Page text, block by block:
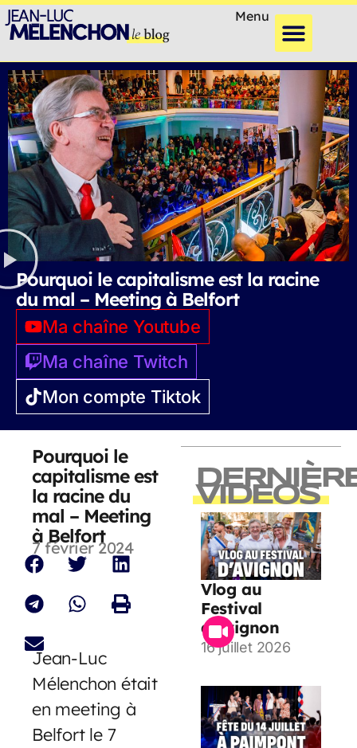
Menu
Pourquoi le capitalisme est la racine
du mal – Meeting à Belfort
Ma chaîne Youtube
Ma chaîne Twitch
Mon compte Tiktok
Pourquoi le
capitalisme est
la racine du
mal – Meeting
à Belfort
7 février 2024
Jean-Luc
Mélenchon était
en meeting à
Belfort le 7
VIDEOS
Vlog au
Festival
d’Avignon
16 juillet 2026